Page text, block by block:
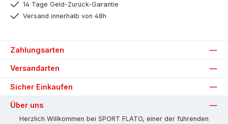
14 Tage Geld-Zurück-Garantie
Versand innerhalb von 48h
Zahlungsarten
Versandarten
Sicher Einkaufen
Über uns
Herzlich Willkommen bei SPORT FLATO, einer der führenden